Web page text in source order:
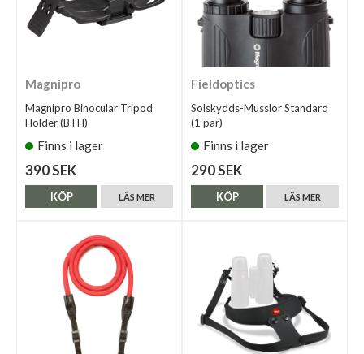
Magnipro
Magnipro Binocular Tripod
Holder (BTH)
Finns i lager
390 SEK
LÄS MER
KÖP
Fieldoptics
Solskydds-Musslor Standard
(1 par)
Finns i lager
290 SEK
LÄS MER
KÖP